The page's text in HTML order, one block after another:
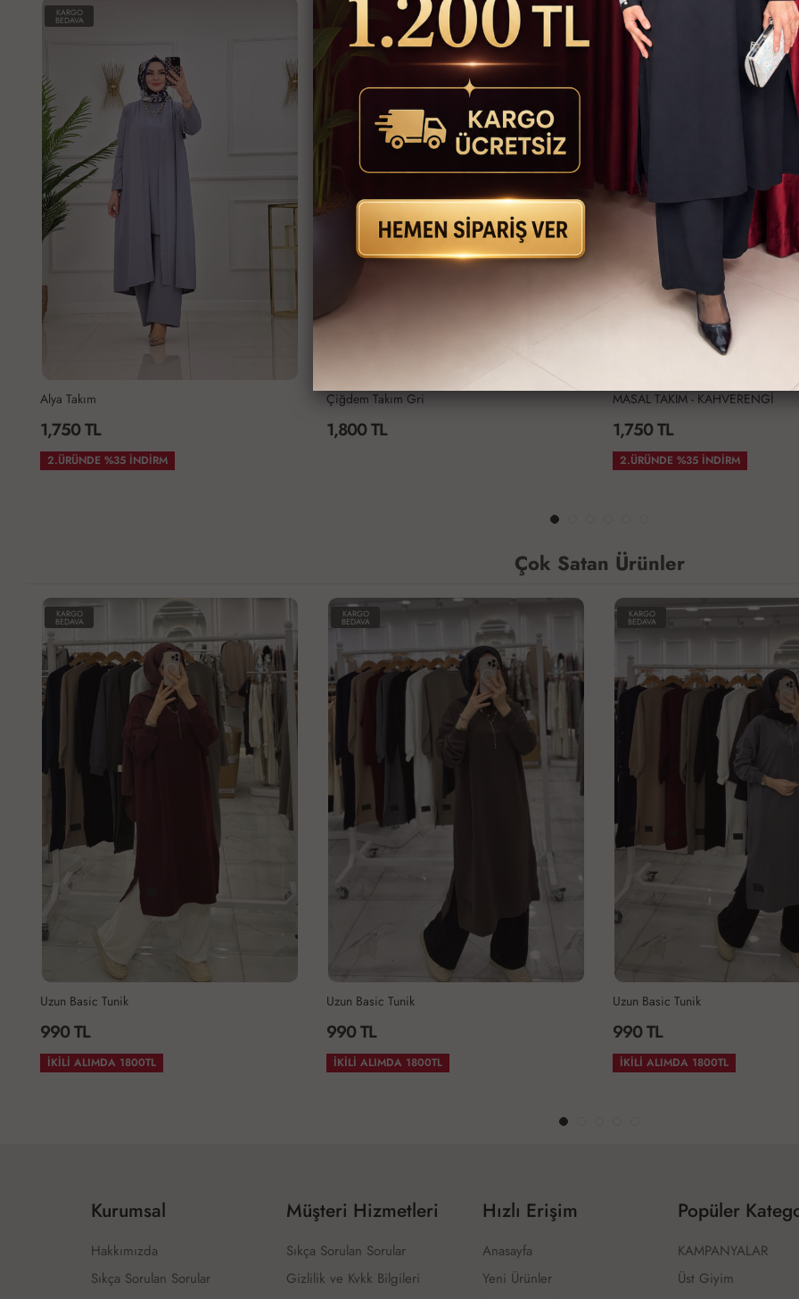
KARGO
BEDAVA
Çiğdem Takım Gri
1,800 TL
MASAL TAKIM - KAHVERENGİ
1,750 TL
KARGO
BEDAVA
Uzun Basic Tunik
990 TL
İKİLİ ALIMDA 1800TL
Çok Satan Ürünler
Uzun Basic Tunik
990 TL
İKİLİ ALIMDA 1800TL
Uzun Basic Tunik
990 TL
İKİLİ ALIMDA 1800TL
KARGO
BEDAVA
Uzun Basic Tunik
990 TL
İKİLİ ALIMDA 1800TL
Kurumsal
Hakkımızda
Sıkça Sorulan Sorular
Müşteri Hizmetleri
Sıkça Sorulan Sorular
Gizlilik ve Kvkk Bilgileri
Hızlı Erişim
Anasayfa
Yeni Ürünler
Popüler
KAMPANYALAR
Üst Giyim